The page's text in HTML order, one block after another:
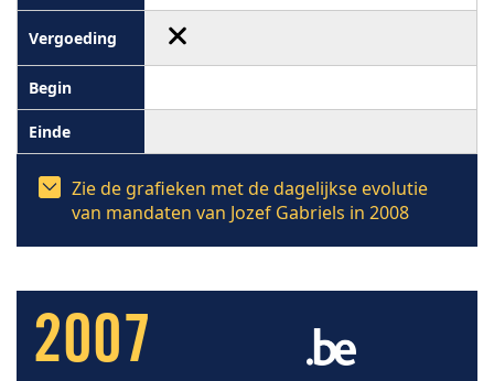
Zie de grafieken met de dagelijkse evolutie
van mandaten van Jozef Gabriels in 2008
2007